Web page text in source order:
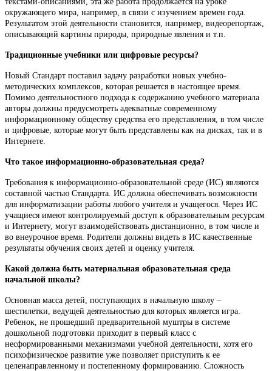
окружающего мира, например, в связи с изучением времен года.
Результатом этой деятельности становится, например, видеорепортаж,
описывающий картины природы, природные явления и т.п.
Традиционные учебники или цифровые ресурсы?
Новый Стандарт поставил задачу разработки новых учебно-
методических комплексов, которая решается в настоящее время.
Помимо деятельностного подхода к содержанию учебного материала
авторы должны предусмотреть адекватные современному
информационному обществу средства его представления, в том числе
и цифровые, которые могут быть представлены как на дисках, так и в
Интернете.
Что такое информационно-образовательная среда?
Требования к информационно-образовательной среде (ИС) являются
составной частью Стандарта. ИС должна обеспечивать возможности
для информатизации работы любого учителя и учащегося. Через ИС
учащиеся имеют контролируемый доступ к образовательным ресурсам
и Интернету, могут взаимодействовать дистанционно, в том числе и
во внеурочное время. Родители должны видеть в ИС качественные
результаты обучения своих детей и оценку учителя.
Какой должна быть материальная образовательная среда
начальной школы?
Основная масса детей, поступающих в начальную школу –
шестилетки, ведущей деятельностью для которых является игра.
Ребенок, не прошедший предварительной муштры в системе
дошкольной подготовки приходит в первый класс с
несформированными механизмами учебной деятельности, хотя его
психофизическое развитие уже позволяет приступить к ее
целенаправленному и постепенному формированию. Сложность